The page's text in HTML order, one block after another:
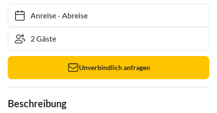
Anreise- Abreise
Unverbindlich anfragen
Beschreibung